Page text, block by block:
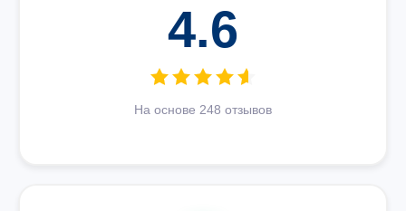
4.6
На основе 248 отзывов